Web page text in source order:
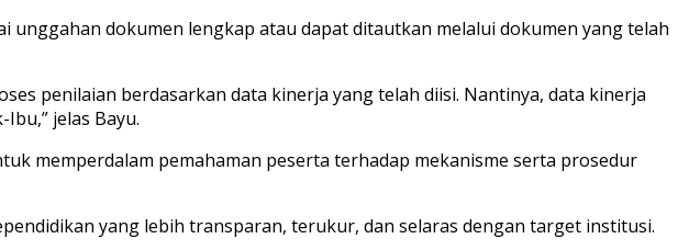
dokumen lengkap atau dapat ditautkan melalui dokumen yang telah
penilaian berdasarkan data kinerja yang telah diisi. Nantinya, data kinerja
jelas Bayu.
memperdalam pemahaman peserta terhadap mekanisme serta prosedur
yang lebih transparan, terukur, dan selaras dengan target institusi.